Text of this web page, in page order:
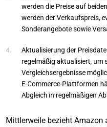
werden die Preise auf
werden der Verkaufspreis,
Sonderangebote sowie
Aktualisierung der
regelmäßig aktualisiert, um
Vergleichsergebnisse
E-Commerce-Plattformen
Abgleich in regelmäßigen
Mittlerweile bezieht Amazon